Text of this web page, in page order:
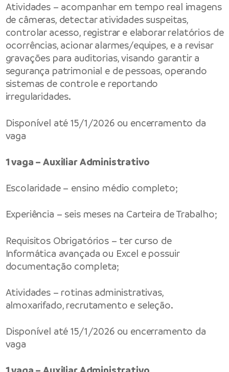
Atividades – acompanhar em tempo real imagens
de câmeras, detectar atividades suspeitas,
controlar acesso, registrar e elaborar relatórios de
ocorrências, acionar alarmes/equipes, e a revisar
gravações para auditorias, visando garantir a
segurança patrimonial e de pessoas, operando
sistemas de controle e reportando
irregularidades.
Disponível até 15/1/2026 ou encerramento da
vaga
1 vaga – Auxiliar Administrativo
Escolaridade – ensino médio completo;
Experiência – seis meses na Carteira de Trabalho;
Requisitos Obrigatórios – ter curso de
Informática avançada ou Excel e possuir
documentação completa;
Atividades – rotinas administrativas,
almoxarifado, recrutamento e seleção.
Disponível até 15/1/2026 ou encerramento da
vaga